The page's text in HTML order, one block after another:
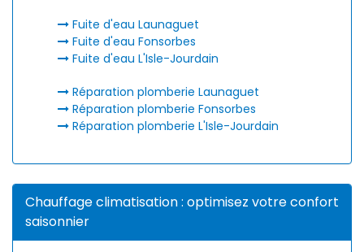
Fuite d'eau Launaguet
Fuite d'eau Fonsorbes
Fuite d'eau L'Isle-Jourdain
Réparation plomberie Launaguet
Réparation plomberie Fonsorbes
Réparation plomberie L'Isle-Jourdain
Chauffage climatisation : optimisez votre confort
saisonnier